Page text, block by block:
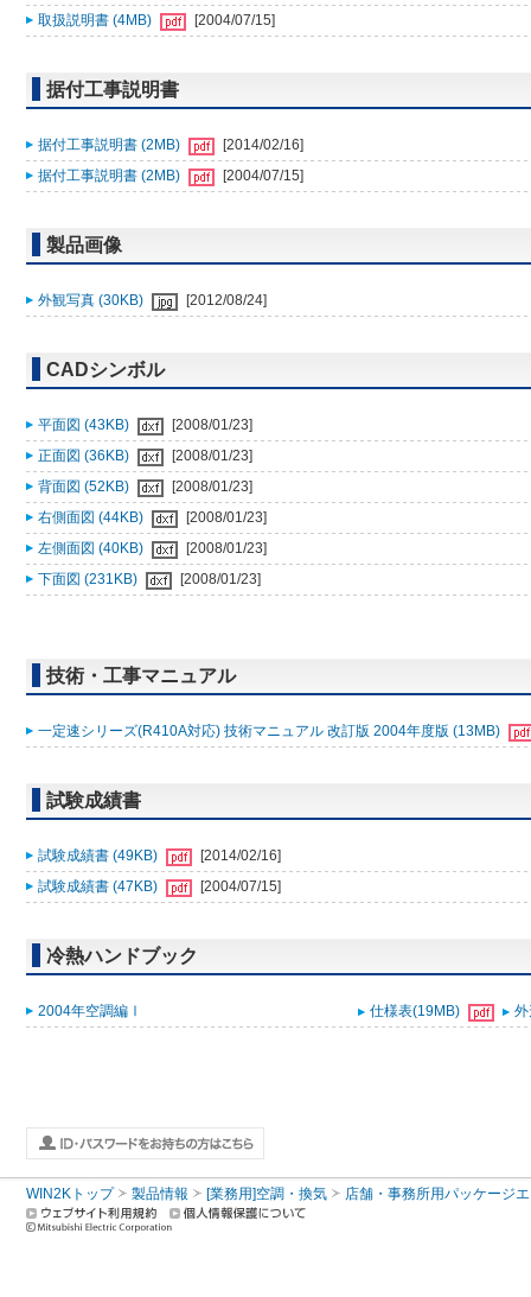
取扱説明書 (4MB)
[2004/07/15]
据付工事説明書
据付工事説明書 (2MB)
[2014/02/16]
据付工事説明書 (2MB)
[2004/07/15]
製品画像
外観写真 (30KB) [2012/08/24]
CADシンボル
平面図 (43KB)
[2008/01/23]
正面図 (36KB)
[2008/01/23]
背面図 (52KB)
[2008/01/23]
右側面図 (44KB)
[2008/01/23]
左側面図 (40KB)
[2008/01/23]
下面図 (231KB)
[2008/01/23]
技術・工事マニュアル
一定速シリーズ(R410A対応) 技術マニュアル 改訂版 2004年度版 (13MB)
試験成績書
試験成績書 (49KB)
[2014/02/16]
試験成績書 (47KB)
[2004/07/15]
冷熱ハンドブック
2004年空調編Ⅰ 仕様表(19MB)
WIN2Kトップ 製品情報 [業務用]空調・換気 店舗・事務所用パッケージ